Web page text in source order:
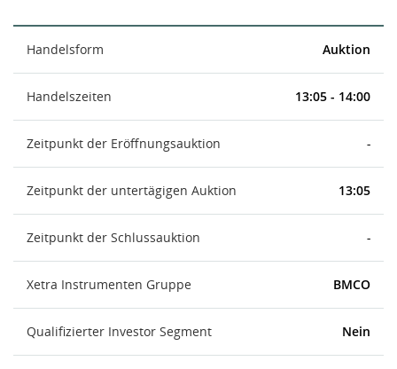
Handelsform Auktion
Handelszeiten 13:05 - 14:00
Zeitpunkt der Eröffnungsauktion -
Zeitpunkt der untertägigen Auktion 13:05
Zeitpunkt der Schlussauktion -
Xetra Instrumenten Gruppe BMCO
Qualifizierter Investor Segment Nein